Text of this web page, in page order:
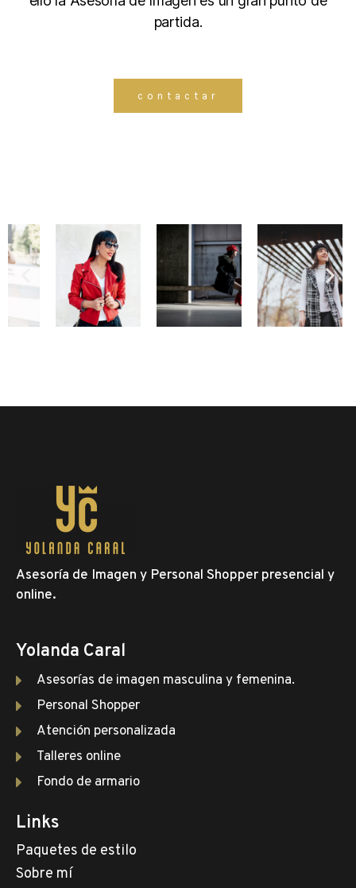
partida.
contactar
Asesoría de Imagen y Personal Shopper presencial y
online.
Yolanda Caral
Asesorías de imagen masculina y femenina.
Personal Shopper
Atención personalizada
Talleres online
Fondo de armario
Links
Paquetes de estilo
Sobre mí